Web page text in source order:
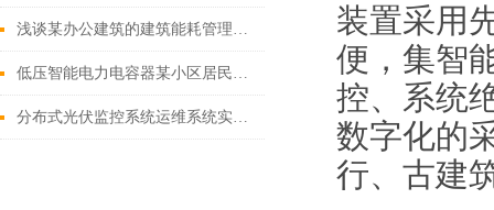
浅谈某办公建筑的建筑能耗管理系统设计及分析
低压智能电力电容器某小区居民配电中的应用
分布式光伏监控系统运维系统实时查看数据分布式光伏电站监控管理
装置采用
便，集智
控、系统
数字化的
行、古建